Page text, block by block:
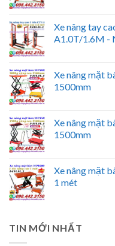
Xe nâng tay
A1.0T/1.6M -
Xe nâng mặt
1500mm
Xe nâng mặt
1500mm
Xe nâng mặt
1 mét
TIN MỚI NHẤT